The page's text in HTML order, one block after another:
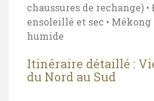
chaussures de rechange)
ensoleillé et sec •
humide
Itinéraire détaillé :
du Nord au Sud